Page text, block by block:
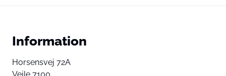
Information
Horsensvej 72A
Vejle 7100